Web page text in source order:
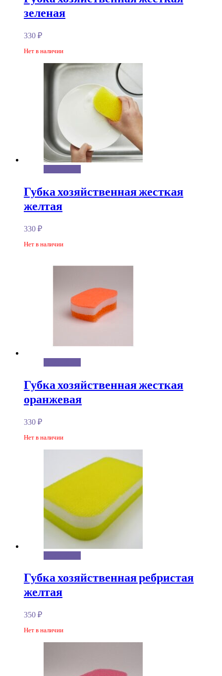
зеленая
330 ₽
Нет в наличии
Губка хозяйственная жесткая
желтая
330 ₽
Нет в наличии
Губка хозяйственная жесткая
оранжевая
330 ₽
Нет в наличии
Губка хозяйственная ребристая
желтая
350 ₽
Нет в наличии